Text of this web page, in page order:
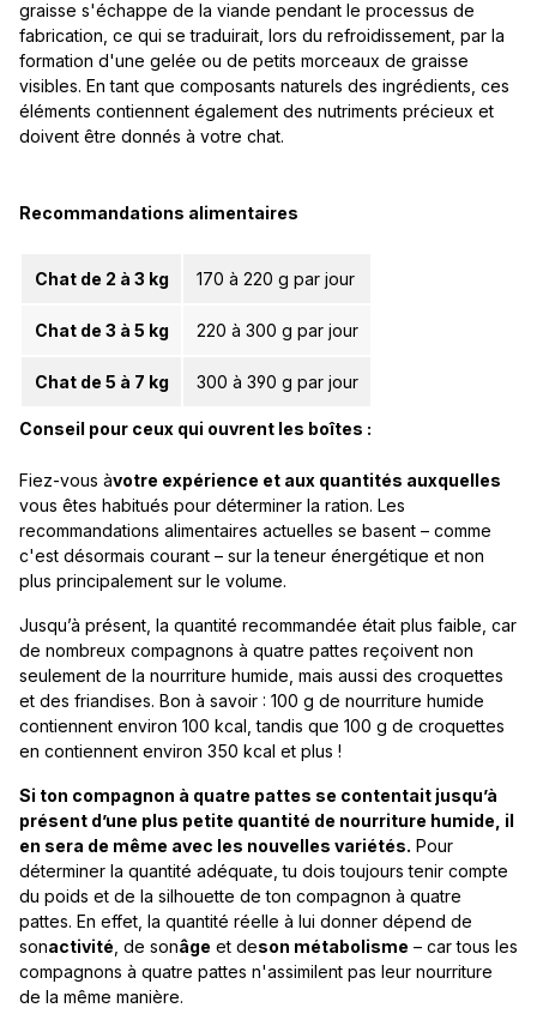
graisse s'échappe de la viande pendant le processus de
fabrication, ce qui se traduirait, lors du refroidissement, par la
formation d'une gelée ou de petits morceaux de graisse
visibles. En tant que composants naturels des ingrédients, ces
éléments contiennent également des nutriments précieux et
doivent être donnés à votre chat.
Recommandations alimentaires
Chat de 2 à 3 kg 170 à 220 g par jour
Chat de 3 à 5 kg 220 à 300 g par jour
Chat de 5 à 7 kg 300 à 390 g par jour
Conseil pour ceux qui ouvrent les boîtes :
Fiez-vous àvotre expérience et aux quantités auxquelles
vous êtes habitués pour déterminer la ration. Les
recommandations alimentaires actuelles se basent – comme
c'est désormais courant – sur la teneur énergétique et non
plus principalement sur le volume.
Jusqu’à présent, la quantité recommandée était plus faible, car
de nombreux compagnons à quatre pattes reçoivent non
seulement de la nourriture humide, mais aussi des croquettes
et des friandises. Bon à savoir : 100 g de nourriture humide
contiennent environ 100 kcal, tandis que 100 g de croquettes
en contiennent environ 350 kcal et plus !
Si ton compagnon à quatre pattes se contentait jusqu’à
présent d’une plus petite quantité de nourriture humide, il
en sera de même avec les nouvelles variétés. Pour
déterminer la quantité adéquate, tu dois toujours tenir compte
du poids et de la silhouette de ton compagnon à quatre
pattes. En effet, la quantité réelle à lui donner dépend de
sonactivité , de sonâge et deson métabolisme – car tous les
compagnons à quatre pattes n'assimilent pas leur nourriture
de la même manière.